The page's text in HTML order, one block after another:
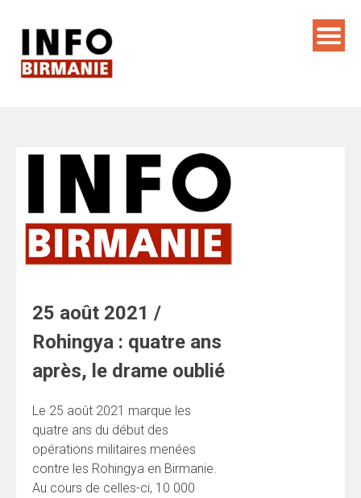
25 août 2021 /
Rohingya : quatre ans
après, le drame oublié
Le 25 août 2021 marque les
quatre ans du début des
opérations militaires menées
contre les Rohingya en Birmanie.
Au cours de celles-ci, 10 000